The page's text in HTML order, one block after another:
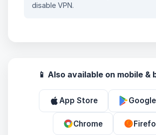
disable VPN.
📱 Also available on mobile &
App Store
Chrome